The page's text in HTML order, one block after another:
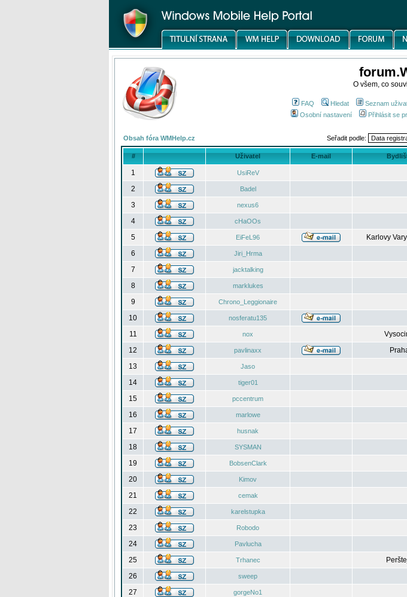
O všem, co
FAQ Hledat Seznam
Osobní nastavení
Přihlásit se
Obsah fóra WMHelp.cz Seřadit podle:
# Uživatel E-mail
1 UsiReV
2
Badel
3
nexus6
4
cHaOOs
5
EiFeL96 Karlovy
6
Jiri_Hrma
7
jacktalking
8
marklukes
9
Chrono_Leggionaire
10
nosferatu135
11
nox
12
pavlinaxx
13
Jaso
14
tiger01
15
pccentrum
16
marlowe
17
husnak
18
SYSMAN
19
BobsenClark
20
Kimov
21
cemak
22
karelstupka
23
Robodo
24
Pavlucha
25
Trhanec
26
sweep
27
gorgeNo1